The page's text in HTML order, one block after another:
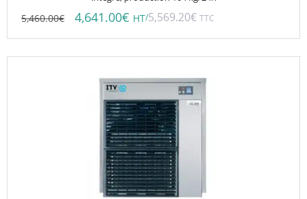
5,460.00€ 4,641.00€ HT/5,569.20€ TTC